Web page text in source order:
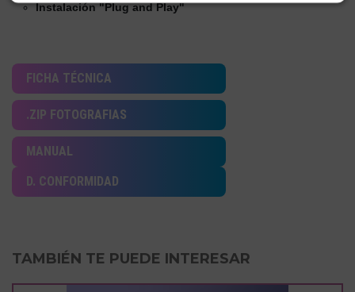
Instalación "Plug and Play"
FICHA TÉCNICA
.ZIP FOTOGRAFIAS
MANUAL
D. CONFORMIDAD
TAMBIÉN TE PUEDE INTERESAR